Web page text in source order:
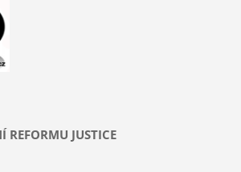
REFORMU JUSTICE